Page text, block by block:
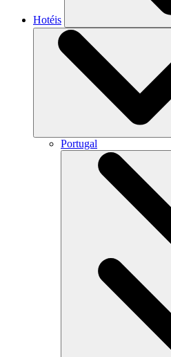
Hotéis
Portugal